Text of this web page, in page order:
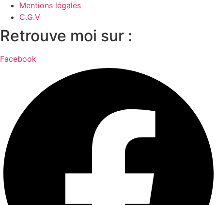
Mentions légales
C.G.V
Retrouve moi sur :
Facebook